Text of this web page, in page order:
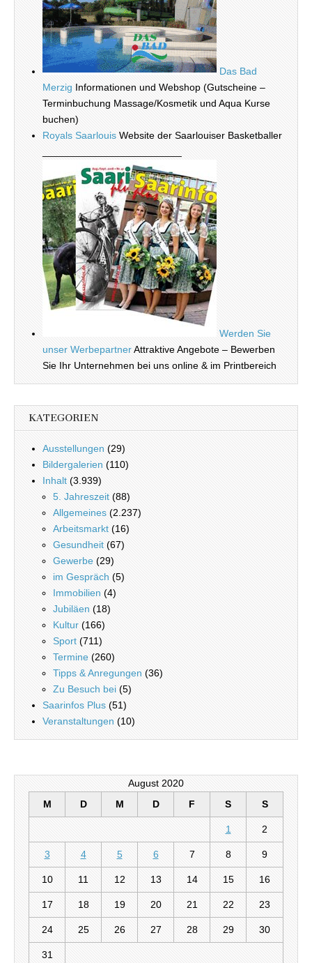
Das Bad
Merzig Informationen und Webshop (Gutscheine –
Terminbuchung Massage/Kosmetik und Aqua Kurse
buchen)
Royals Saarlouis Website der Saarlouiser Basketballer
Werden Sie
unser WerbepartnerAttraktive Angebote – Bewerben
Sie Ihr Unternehmen bei uns online & im Printbereich
KATEGORIEN
Ausstellungen (29)
Bildergalerien (110)
Inhalt (3.939)
5. Jahreszeit (88)
Allgemeines (2.237)
Arbeitsmarkt (16)
Gesundheit (67)
Gewerbe (29)
im Gespräch (5)
Immobilien (4)
Jubiläen (18)
Kultur (166)
Sport (711)
Termine (260)
Tipps & Anregungen (36)
Zu Besuch bei (5)
Saarinfos Plus (51)
Veranstaltungen (10)
August 2020
M
D M D F S S
1 2
3 4 5 6 7 8 9
10 11 12 13 14 15 16
17 18 19 20 21 22 23
24 25 26 27 28 29 30
31